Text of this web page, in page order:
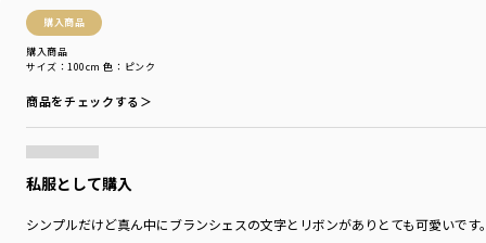
購入商品
購入商品
サイズ：100cm 色：ピンク
商品をチェックする＞
私服として購入
シンプルだけど真ん中にブランシェスの文字とリボンがありとても可愛いです